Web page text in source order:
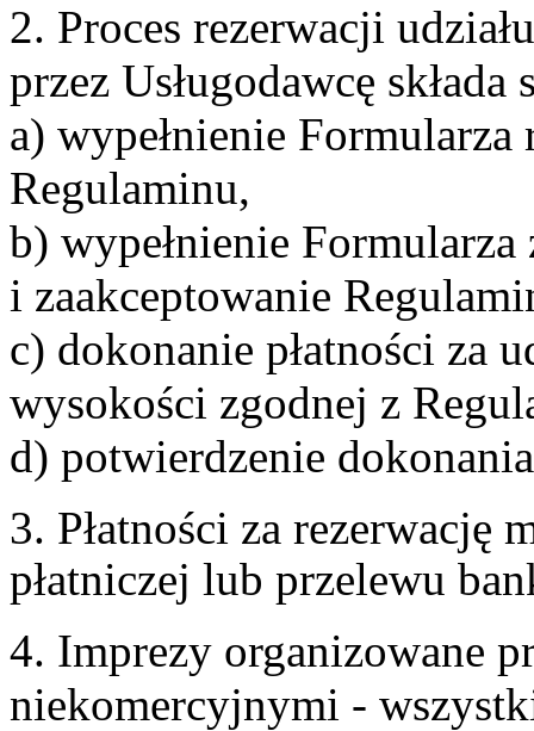
2. Proces rezerwacji
przez Usługodawcę
a) wypełnienie
Regulaminu,
b) wypełnienie Formularza
i zaakceptowanie
c) dokonanie płatności za
wysokości zgodnej z
d) potwierdzenie
3. Płatności za rezerwację
płatniczej lub przelewu
4. Imprezy organizowane
niekomercyjnymi -